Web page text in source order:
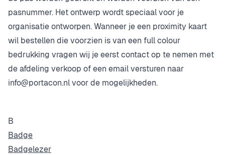
pasnummer. Het ontwerp wordt speciaal voor je
organisatie ontworpen. Wanneer je een proximity kaart
wil bestellen die voorzien is van een full colour
bedrukking vragen wij je eerst contact op te nemen met
de afdeling verkoop of een email versturen naar
info@portacon.nlvoor de mogelijkheden.
B
Badge
Badgelezer